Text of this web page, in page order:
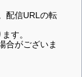
配信URLの転
す。
合がございま